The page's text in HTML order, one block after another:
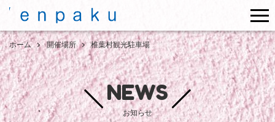
ホーム 開催場所 椎葉村観光駐車場
NEWS
お知らせ